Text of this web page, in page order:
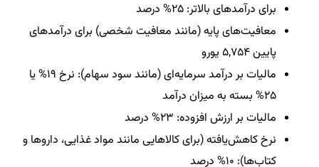
برای درآمدهای بالاتر: ۲۵% درصد
معافیت‌های پایه (مانند معافیت شخصی) برای درآمدهای
پایین ۵,۷۵۴ یورو
مالیات بر درآمد سرمایه‌ای (مانند سود سهام): نرخ ۱۹% یا
۲۵% بسته به میزان درآمد
مالیات بر ارزش افزوده: ۲۳% درصد
نرخ کاهش‌یافته (برای کالاهایی مانند مواد غذایی، داروها و
کتاب‌ها): ۱۰% درصد